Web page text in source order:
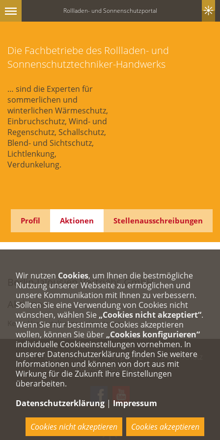
Rollladen- und Sonnenschutzportal
Die Fachbetriebe des Rollladen- und
Sonnenschutztechniker-Handwerks
… sind die Experten für
sommerlichen und
winterlichen Wärmeschutz,
Einbruchschutz, Wind- und
Regenschutz, Schallschutz,
Blend- und Sichtschutz,
Lichtlenkung,
Verdunkelung.
Profil Aktionen Stellenausschreibungen
Berlin-Jalousien Vertriebs GmbH
Aktionen
Keine Veranstaltungen eingetragen.
Start Login Kontakt Impressum
Datenschutz
Cookie-Einstellungen
Wir nutzen Cookies, um Ihnen die bestmögliche
Nutzung unserer Webseite zu ermöglichen und
unsere Kommunikation mit Ihnen zu verbessern.
Sollten Sie eine Verwendung von Cookies nicht
wünschen, wählen Sie „Cookies nicht akzeptiert“.
Wenn Sie nur bestimmte Cookies akzeptieren
wollen, können Sie über „Cookies konfigurieren“
individuelle Cookieeinstellungen vornehmen. In
unserer Datenschutzerklärung finden Sie weitere
Informationen und können von dort aus mit
Wirkung für die Zukunft Ihre Einstellungen
überarbeiten.
Datenschutzerklärung | Impressum
Cookies nicht akzeptieren Cookies akzeptieren